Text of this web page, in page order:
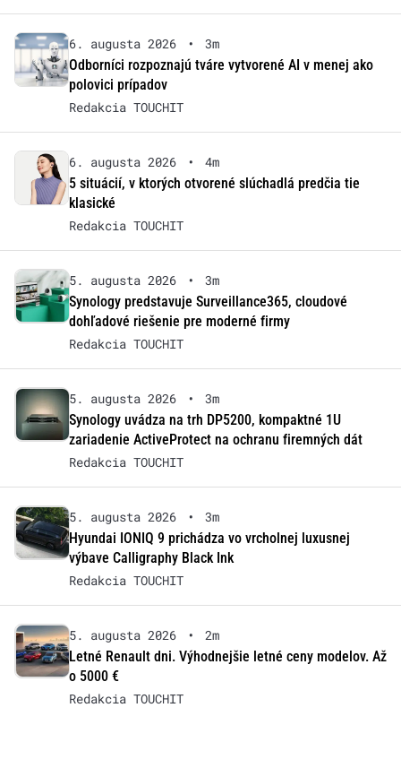
6. augusta 2026 •
3m
Odborníci rozpoznajú tváre vytvorené AI v menej ako
polovici prípadov
Redakcia TOUCHIT
6. augusta 2026 •
4m
5 situácií, v ktorých otvorené slúchadlá predčia tie
klasické
Redakcia TOUCHIT
5. augusta 2026 •
3m
Synology predstavuje Surveillance365, cloudové
dohľadové riešenie pre moderné firmy
Redakcia TOUCHIT
5. augusta 2026 •
3m
Synology uvádza na trh DP5200, kompaktné 1U
zariadenie ActiveProtect na ochranu firemných dát
Redakcia TOUCHIT
5. augusta 2026 •
3m
Hyundai IONIQ 9 prichádza vo vrcholnej luxusnej
výbave Calligraphy Black Ink
Redakcia TOUCHIT
5. augusta 2026 •
2m
Letné Renault dni. Výhodnejšie letné ceny modelov. Až
o 5000 €
Redakcia TOUCHIT